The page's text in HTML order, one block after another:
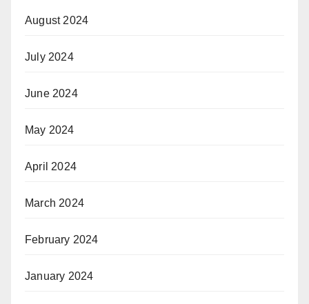
August 2024
July 2024
June 2024
May 2024
April 2024
March 2024
February 2024
January 2024